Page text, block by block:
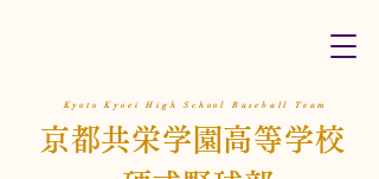
Kyoto Kyoei High School Baseball Team
京都共栄学園高等学校